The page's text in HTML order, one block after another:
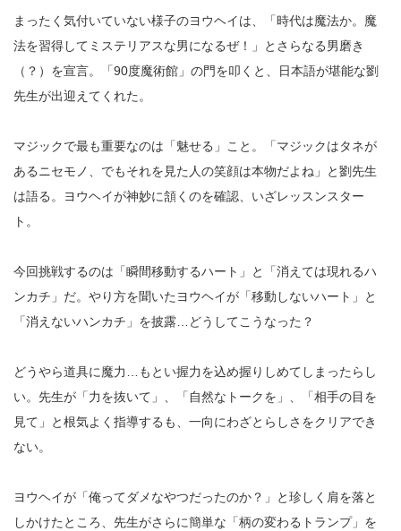
まったく気付いていない様子のヨウヘイは、「時代は魔法か。魔
法を習得してミステリアスな男になるぜ！」とさらなる男磨き
（？）を宣言。「90度魔術館」の門を叩くと、日本語が堪能な劉
先生が出迎えてくれた。
マジックで最も重要なのは「魅せる」こと。「マジックはタネが
あるニセモノ、でもそれを見た人の笑顔は本物だよね」と劉先生
は語る。ヨウヘイが神妙に頷くのを確認、いざレッスンスター
ト。
今回挑戦するのは「瞬間移動するハート」と「消えては現れるハ
ンカチ」だ。やり方を聞いたヨウヘイが「移動しないハート」と
「消えないハンカチ」を披露…どうしてこうなった？
どうやら道具に魔力…もとい握力を込め握りしめてしまったらし
い。先生が「力を抜いて」、「自然なトークを」、「相手の目を
見て」と根気よく指導するも、一向にわざとらしさをクリアでき
ない。
ヨウヘイが「俺ってダメなやつだったのか？」と珍しく肩を落と
しかけたところ、先生がさらに簡単な「柄の変わるトランプ」を